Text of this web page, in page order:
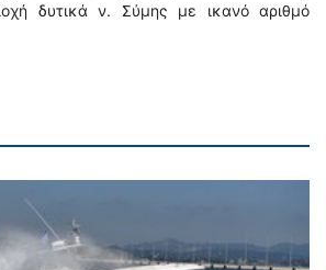
δυτικά ν. Σύμης με ικανό αριθμό